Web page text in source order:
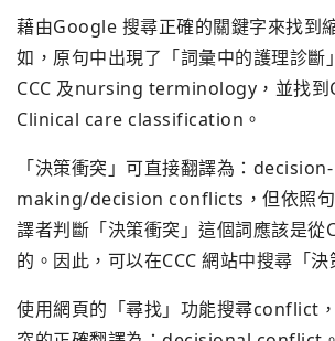
藉由Google 搜尋正確的關鍵字來找到
如，原句中出現了「詞彙中的護理診斷
CCC 及nursing terminology，並找到
Clinical care classification。
「決策衝突」可直接翻譯為：decision-
making/decision conflicts，但依照句
譯者判斷「決策衝突」這個詞應該是從
的。因此，可以在CCC 網站中搜尋「決
使用網頁的「尋找」功能搜尋conflict